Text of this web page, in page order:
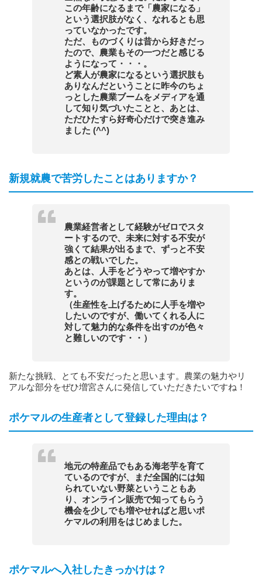
この年齢になるまで「農家になる」
という選択肢がなく、なれるとも思
っていなかったです。
ただ、ものづくりは昔から好きだっ
たので、農業もその一つだと感じる
ようになって・・・。
ど素人が農家になるという選択肢も
ありなんだということに昨今のちょ
っとした農業ブームをメディアを通
して知り気づいたことと、あとは、
ただひたすら好奇心だけで突き進み
ました (^^)
新規就農で苦労したことはありますか？
農業経営者として経験がゼロでスタ
ートするので、未来に対する不安が
強くて結果が出るまで、ずっと不安
感との戦いでした。
あとは、人手をどうやって増やすか
というのが課題として常にありま
す。
（生産性を上げるために人手を増や
したいのですが、働いてくれる人に
対して魅力的な条件を出すのが色々
と難しいのです・・）
新たな挑戦、とても不安だったと思います。農業の魅力やリ
アルな部分をぜひ増宮さんに発信していただきたいですね！
ポケマルの生産者として登録した理由は？
地元の特産品でもある海老芋を育て
ているのですが、まだ全国的には知
られていない野菜ということもあ
り、オンライン販売で知ってもらう
機会を少しでも増やせればと思いポ
ケマルの利用をはじめました。
ポケマルへ入社したきっかけは？